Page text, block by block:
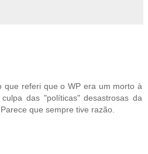
que referi que o WP era um morto à
das "políticas" desastrosas da
que sempre tive razão.